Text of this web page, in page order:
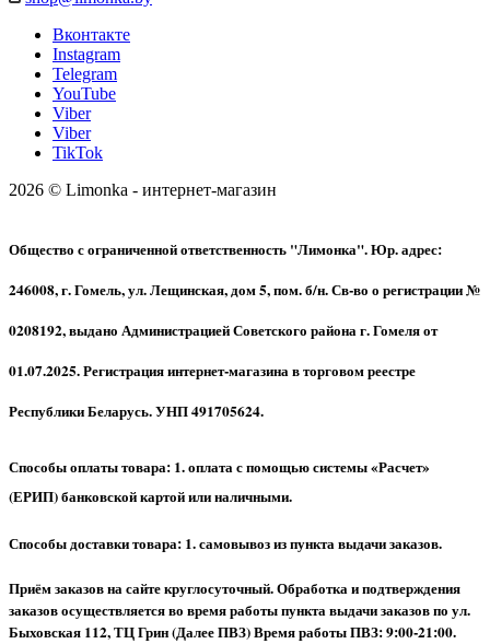
Вконтакте
Instagram
Telegram
YouTube
Viber
Viber
TikTok
2026 © Limonka - интернет-магазин
Общество с ограниченной ответственность "Лимонка". Юр. адрес:
246008, г. Гомель, ул. Лещинская, дом 5, пом. б/н. Св-во о регистрации №
0208192, выдано Администрацией Советского района г. Гомеля от
01.07.2025. Регистрация интернет-магазина в торговом реестре
Республики Беларусь. УНП 491705624.
Способы оплаты товара: 1. оплата с помощью системы «Расчет»
(ЕРИП) банковской картой или наличными.
Способы доставки товара: 1. самовывоз из пункта выдачи заказов.
Приём заказов на сайте круглосуточный. Обработка и подтверждения
заказов осуществляется во время работы пункта выдачи заказов по ул.
Быховская 112, ТЦ Грин (Далее ПВЗ) Время работы ПВЗ: 9:00-21:00.